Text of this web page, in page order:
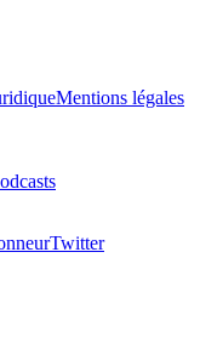
Mentions légales
Twitter